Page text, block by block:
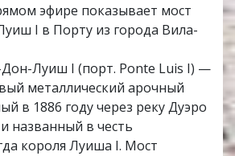
эфире показывает мост
I в Порту из города Вила-
Луиш I (порт. Ponte Luis I) —
металлический арочный
в 1886 году через реку Дуэро
названный в честь
короля Луиша I. Мост